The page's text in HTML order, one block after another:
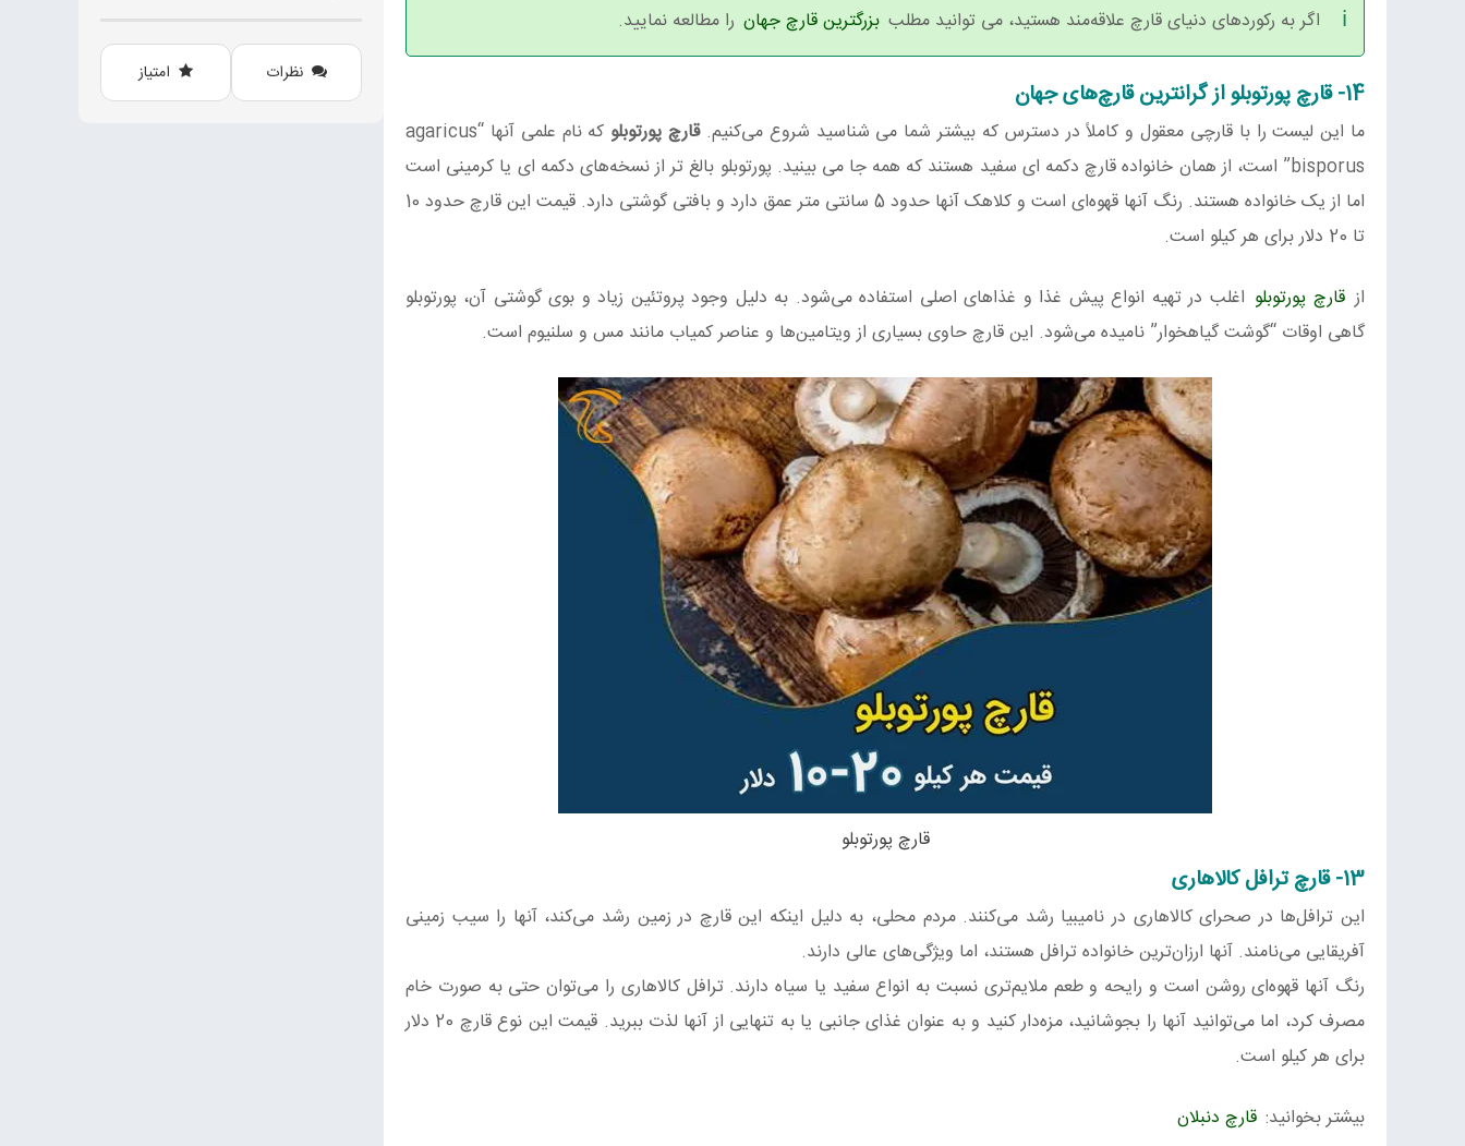
اگر به رکوردهای دنیای قارچ علاقه‌مند هستید، می توانید مطلب بزرگترین قارچ جهان را مطالعه نمایید.
14- قارچ پورتوبلو از گرانترین قارچ‌های جهان
ما این لیست را با قارچی معقول‌ و کاملاً در دسترس‌ که بیشتر شما می شناسید شروع می‌کنیم.قارچ پورتوبلو
که نام علمی آنها “agaricus
bisporus” است، از همان خانواده قارچ دکمه ای سفید هستند که همه جا می بینید. پورتوبلو بالغ تر از نسخه‌های دکمه ای یا کرمینی است
اما از یک خانواده هستند. رنگ آنها قهوه‌ای است و کلاهک آنها حدود 5 سانتی متر عمق دارد و بافتی گوشتی دارد. قیمت این قارچ حدود 10
تا 20 دلار برای هر کیلو است.
از قارچ پورتوبلو اغلب در تهیه انواع پیش غذا و غذاهای اصلی استفاده می‌شود. به دلیل وجود پروتئین زیاد و بوی گوشتی آن، پورتوبلو
گاهی اوقات “گوشت گیاهخوار” نامیده می‌شود. این قارچ حاوی بسیاری از ویتامین‌ها و عناصر کمیاب مانند مس و سلنیوم است.
قارچ پورتوبلو
13- قارچ ترافل کالاهاری
این ترافل‌ها در صحرای کالاهاری در نامیبیا رشد می‌کنند. مردم محلی، به دلیل اینکه این قارچ در زمین رشد می‌کند، آنها را سیب زمینی
آفریقایی می‌نامند. آنها ارزان‌ترین خانواده ترافل هستند، اما ویژگی‌های عالی دارند.
رنگ آنها قهوه‌ای روشن است و رایحه و طعم ملایم‌تری نسبت به انواع سفید یا سیاه دارند. ترافل کالاهاری را می‌توان حتی به صورت خام
مصرف کرد، اما می‌توانید آنها را بجوشانید، مزه‌دار کنید و به عنوان غذای جانبی یا به تنهایی از آنها لذت ببرید. قیمت این نوع قارچ 20 دلار
برای هر کیلو است.
بیشتر بخوانید: قارچ دنبلان
نظرات امتیاز